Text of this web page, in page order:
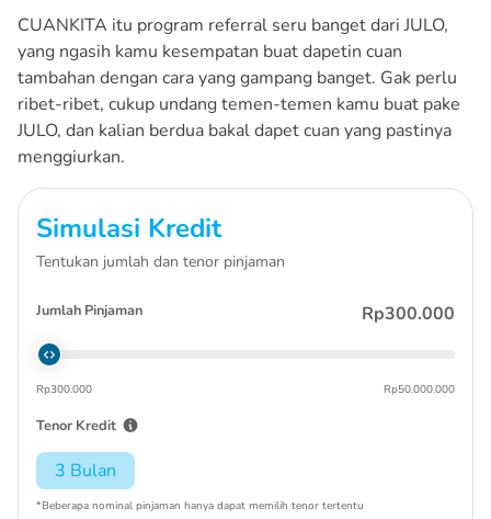
CUANKITA itu program referral seru banget dari JULO,
yang ngasih kamu kesempatan buat dapetin cuan
tambahan dengan cara yang gampang banget. Gak perlu
ribet-ribet, cukup undang temen-temen kamu buat pake
JULO, dan kalian berdua bakal dapet cuan yang pastinya
menggiurkan.
Simulasi Kredit
Tentukan jumlah dan tenor pinjaman
Jumlah Pinjaman Rp300.000
Rp300.000 Rp50.000.000
Tenor Kredit
3 Bulan
*Beberapa nominal pinjaman hanya dapat memilih tenor tertentu